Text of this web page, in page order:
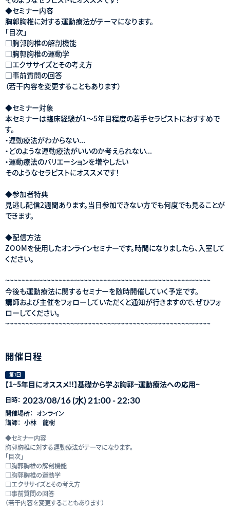
◆セミナー内容
胸郭胸椎に対する運動療法がテーマになります。
「目次」
□胸郭胸椎の解剖機能
□胸郭胸椎の運動学
□エクササイズとその考え方
□事前質問の回答
（若干内容を変更することもあります）
◆セミナー対象
本セミナーは臨床経験が1〜5年目程度の若手セラピストにおすすめで
す。
・運動療法がわからない...
・どのような運動療法がいいのか考えられない...
・運動療法のバリエーションを増やしたい
そのようなセラピストにオススメです！
◆参加者特典
見逃し配信2週間あります。当日参加できない方でも何度でも見ることが
できます。
◆配信方法
ZOOMを使用したオンラインセミナーです。時間になりましたら、入室して
ください。
~~~~~~~~~~~~~~~~~~~~~~~~~~~~~~~~~~~~~~~~~~~~~~~~~~
今後も運動療法に関するセミナーを随時開催していく予定です。
講師および主催をフォローしていただくと通知が行きますので、ぜひフォ
ローしてください。
~~~~~~~~~~~~~~~~~~~~~~~~~~~~~~~~~~~~~~~~~~~~~~~~~~
開催日程
第1回
【1~5年目にオススメ!!】基礎から学ぶ胸郭~運動療法への応用~
日時： 2023/08/16 (水) 21:00 - 22:30
開催場所： オンライン
講師： 小林 龍樹
◆セミナー内容
胸郭胸椎に対する運動療法がテーマになります。
「目次」
□胸郭胸椎の解剖機能
□胸郭胸椎の運動学
□エクササイズとその考え方
□事前質問の回答
（若干内容を変更することもあります）